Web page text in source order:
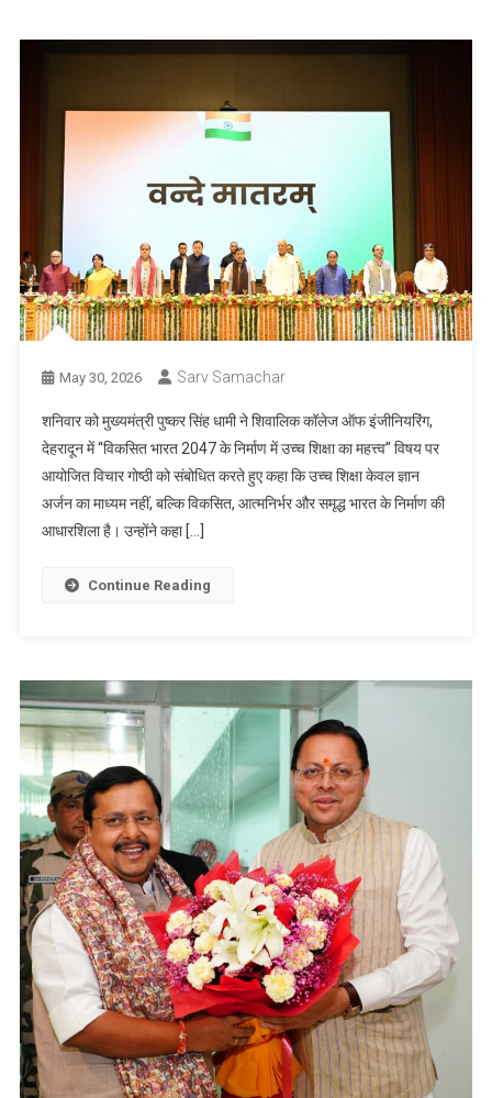
May 30, 2026 Sarv Samachar
शनिवार को मुख्यमंत्री पुष्कर सिंह धामी ने शिवालिक कॉलेज ऑफ इंजीनियरिंग,
देहरादून में “विकसित भारत 2047 के निर्माण में उच्च शिक्षा का महत्त्व” विषय पर
आयोजित विचार गोष्ठी को संबोधित करते हुए कहा कि उच्च शिक्षा केवल ज्ञान
अर्जन का माध्यम नहीं, बल्कि विकसित, आत्मनिर्भर और समृद्ध भारत के निर्माण की
आधारशिला है। उन्होंने कहा […]
Continue Reading